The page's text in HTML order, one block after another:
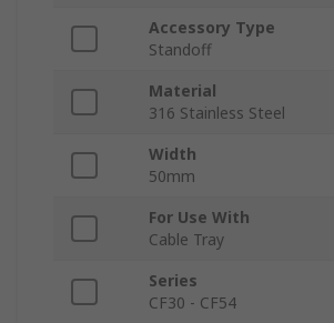
Accessory Type
Standoff
Material
316 Stainless Steel
Width
50mm
For Use With
Cable Tray
Series
CF30 - CF54